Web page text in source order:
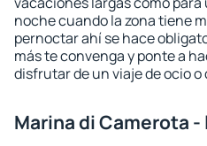
noche cuando la zona tiene
pernoctar ahí se hace
más te convenga y ponte a
disfrutar de un viaje de ocio
Marina di Camerota